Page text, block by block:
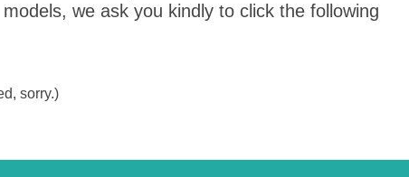
we ask you kindly to click the following
sorry.)